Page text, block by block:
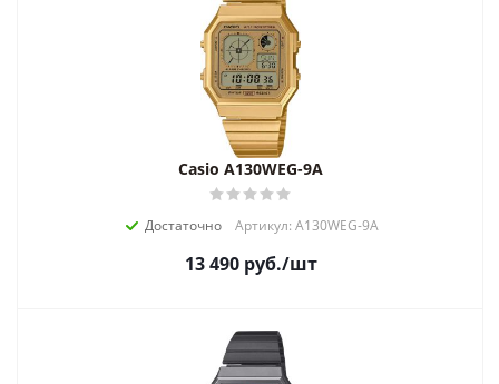
Casio A130WEG-9A
Достаточно Артикул: A130WEG-9A
13 490руб./шт